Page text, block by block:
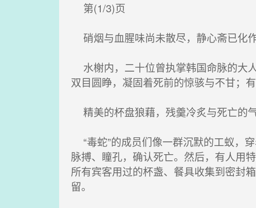
第(1/3)页
硝烟与血腥味尚未散尽，静心斋已化
水榭内，二十位曾执掌韩国命脉的大
双目圆睁，凝固着死前的惊骇与不甘；
精美的杯盘狼藉，残羹冷炙与死亡的
“毒蛇”的成员们像一群沉默的工蚁，
脉搏、瞳孔，确认死亡。然后，有人用
所有宾客用过的杯盏、餐具收集到密封
留。